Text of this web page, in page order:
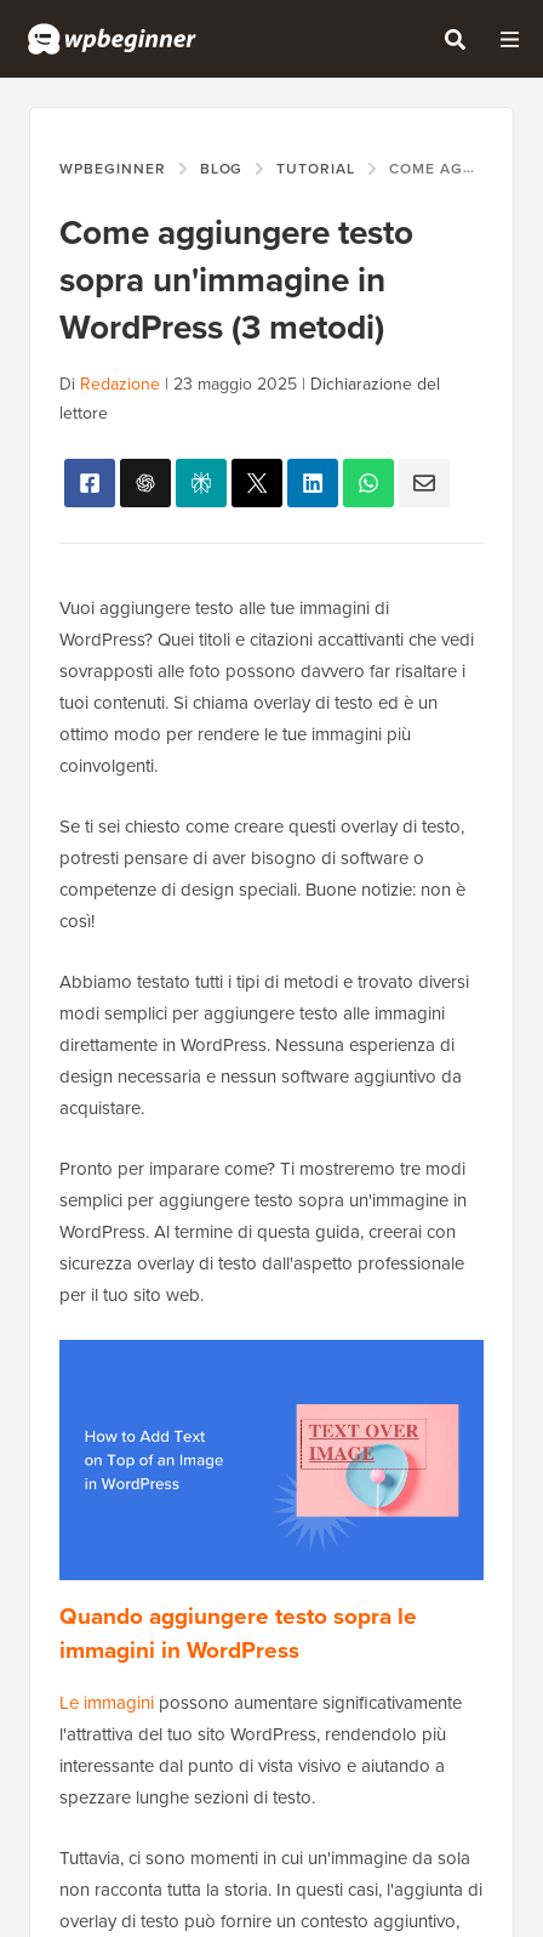
WPBEGINNER BLOG TUTORIAL COME AGGIUNGERE TESTO SOPRA UN'IMMAGINE IN WORDPRESS (3 METODI)
Come aggiungere testo
sopra un'immagine in
WordPress (3 metodi)
Di Redazione | 23 maggio 2025 | Dichiarazione del
lettore
Vuoi aggiungere testo alle tue immagini di
WordPress? Quei titoli e citazioni accattivanti che vedi
sovrapposti alle foto possono davvero far risaltare i
tuoi contenuti. Si chiama overlay di testo ed è un
ottimo modo per rendere le tue immagini più
coinvolgenti.
Se ti sei chiesto come creare questi overlay di testo,
potresti pensare di aver bisogno di software o
competenze di design speciali. Buone notizie: non è
così!
Abbiamo testato tutti i tipi di metodi e trovato diversi
modi semplici per aggiungere testo alle immagini
direttamente in WordPress. Nessuna esperienza di
design necessaria e nessun software aggiuntivo da
acquistare.
Pronto per imparare come? Ti mostreremo tre modi
semplici per aggiungere testo sopra un'immagine in
WordPress. Al termine di questa guida, creerai con
sicurezza overlay di testo dall'aspetto professionale
per il tuo sito web.
Quandoaggiungere testo sopra le
immagini in WordPress
Le immagini possono aumentare significativamente
l'attrattiva del tuo sito WordPress, rendendolo più
interessante dal punto di vista visivo e aiutando a
spezzare lunghe sezioni di testo.
Tuttavia, ci sono momenti in cui un'immagine da sola
non racconta tutta la storia. In questi casi, l'aggiunta di
overlay di testo può fornire un contesto aggiuntivo,